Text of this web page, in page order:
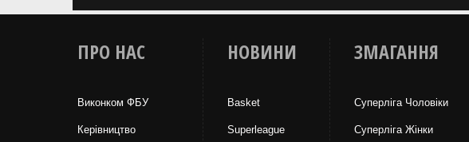
ПРО НАС
Виконком ФБУ
Керівництво
НОВИНИ
Basket
Superleague
ЗМАГАННЯ
Суперліга Чоловіки
Суперліга Жінки